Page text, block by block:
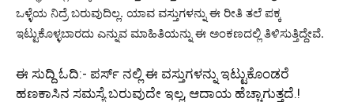
ಒಳ್ಳೆಯ ನಿದ್ರೆ ಬರುವುದಿಲ್ಲ. ಯಾವ ವಸ್ತುಗಳನ್ನು ಈ ರೀತಿ ತಲೆ ಪಕ್ಕ
ಇಟ್ಟುಕೊಳ್ಳಬಾರದು ಎನ್ನುವ ಮಾಹಿತಿಯನ್ನು ಈ ಅಂಕಣದಲ್ಲಿ ತಿಳಿಸುತ್ತಿದ್ದೇವೆ.
ಈ ಸುದ್ದಿ ಓದಿ:- ಪರ್ಸ್ ನಲ್ಲಿ ಈ ವಸ್ತುಗಳನ್ನು ಇಟ್ಟುಕೊಂಡರೆ
ಹಣಕಾಸಿನ ಸಮಸ್ಯೆ ಬರುವುದೇ ಇಲ್ಲ, ಆದಾಯ ಹೆಚ್ಚಾಗುತ್ತದೆ.!